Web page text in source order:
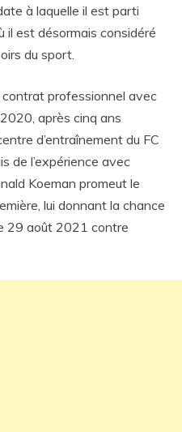
à laquelle il est parti
il est désormais considéré
du sport.
professionnel avec
après cinq ans
d’entraînement du FC
de l’expérience avec
Koeman promeut le
lui donnant la chance
29 août 2021 contre